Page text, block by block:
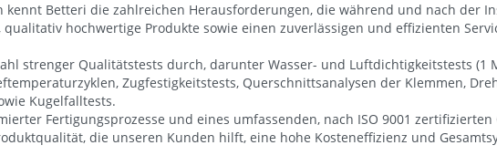
kennt Betteri die zahlreichen Herausforderungen, die während und nach der
hochwertige Produkte sowie einen zuverlässigen und effizienten
strenger Qualitätstests durch, darunter Wasser- und Luftdichtigkeitstests (1
Zugfestigkeitstests, Querschnittsanalysen der Klemmen,
Kugelfalltests.
Fertigungsprozesse und eines umfassenden, nach ISO 9001
die unseren Kunden hilft, eine hohe Kosteneffizienz und